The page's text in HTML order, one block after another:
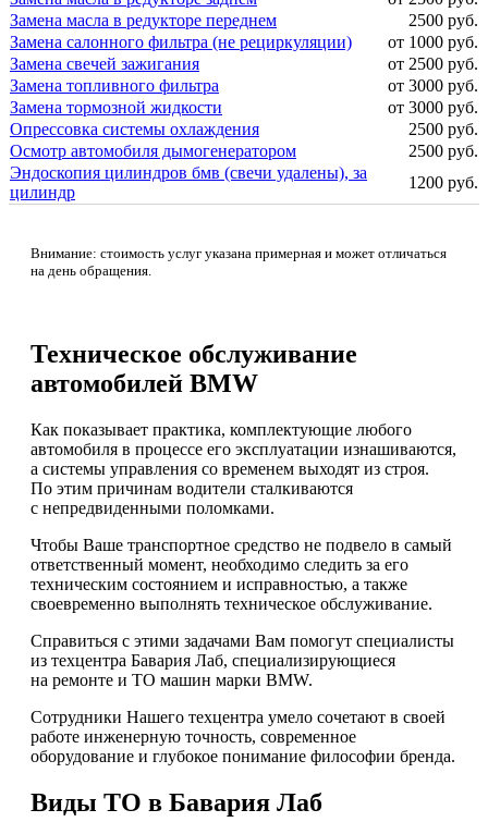
Замена масла в редукторе переднем
2500 руб.
Замена салонного фильтра (не рециркуляции)
от 1000 руб.
Замена свечей зажигания
от 2500 руб.
Замена топливного фильтра
от 3000 руб.
Замена тормозной жидкости
от 3000 руб.
Опрессовка системы охлаждения
2500 руб.
Осмотр автомобиля дымогенератором
2500 руб.
Эндоскопия цилиндров бмв (свечи удалены), за
цилиндр
1200 руб.
Внимание: стоимость услуг указана примерная и может отличаться
на день обращения.
Техническое обслуживание
автомобилей BMW
Как показывает практика, комплектующие любого
автомобиля в процессе его эксплуатации изнашиваются,
а системы управления со временем выходят из строя.
По этим причинам водители сталкиваются
с непредвиденными поломками.
Чтобы Ваше транспортное средство не подвело в самый
ответственный момент, необходимо следить за его
техническим состоянием и исправностью, а также
своевременно выполнять техническое обслуживание.
Справиться с этими задачами Вам помогут специалисты
из техцентра Бавария Лаб, специализирующиеся
на ремонте и ТО машин марки BMW.
Сотрудники Нашего техцентра умело сочетают в своей
работе инженерную точность, современное
оборудование и глубокое понимание философии бренда.
Виды ТО в Бавария Лаб